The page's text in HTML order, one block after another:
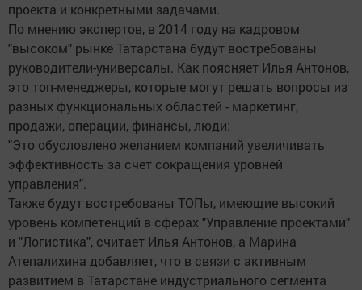
проекта и конкретными задачами.
По мнению экспертов, в 2014 году на кадровом
"высоком" рынке Татарстана будут востребованы
руководители-универсалы. Как поясняет Илья Антонов,
это топ-менеджеры, которые могут решать вопросы из
разных функциональных областей - маркетинг,
продажи, операции, финансы, люди:
"Это обусловлено желанием компаний увеличивать
эффективность за счет сокращения уровней
управления".
Также будут востребованы ТОПы, имеющие высокий
уровень компетенций в сферах "Управление проектами"
и "Логистика", считает Илья Антонов, а Марина
Атепалихина добавляет, что в связи с активным
развитием в Татарстане индустриального сегмента